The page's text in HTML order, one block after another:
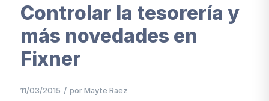
Controlar la tesorería y
más novedades en
Fixner
11/03/2015 / porMayte Raez